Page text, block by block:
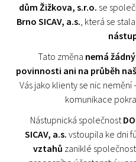
dům Žižkova, s.r.o. se
Brno SICAV, a.s., která se
Tato změna nemá
povinnosti ani na průběh
Vás jako klienty se nic
komunikace
Nástupnická společnost
SICAV, a.s. vstoupila ke dni
vztahů zaniklé